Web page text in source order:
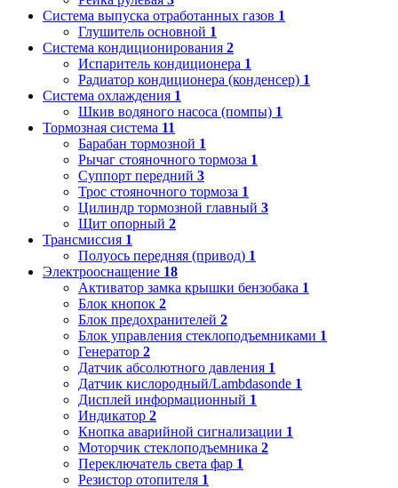
Система выпуска отработанных газов 1
Глушитель основной 1
Система кондиционирования 2
Испаритель кондиционера 1
Радиатор кондиционера (конденсер) 1
Система охлаждения 1
Шкив водяного насоса (помпы) 1
Тормозная система 11
Барабан тормозной 1
Рычаг стояночного тормоза 1
Суппорт передний 3
Трос стояночного тормоза 1
Цилиндр тормозной главный 3
Щит опорный 2
Трансмиссия 1
Полуось передняя (привод) 1
Электрооснащение 18
Активатор замка крышки бензобака 1
Блок кнопок 2
Блок предохранителей 2
Блок управления стеклоподъемниками 1
Генератор 2
Датчик абсолютного давления 1
Датчик кислородный/Lambdasonde 1
Дисплей информационный 1
Индикатор 2
Кнопка аварийной сигнализации 1
Моторчик стеклоподъемника 2
Переключатель света фар 1
Резистор отопителя 1